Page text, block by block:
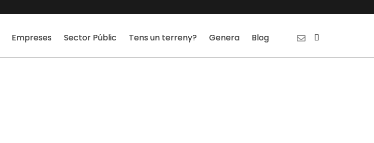
Empreses Sector Públic Tens un terreny? Genera Blog